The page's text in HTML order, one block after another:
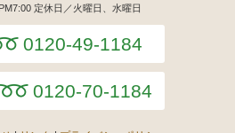
定休日／火曜日、水曜日
0120-49-1184
0120-70-1184